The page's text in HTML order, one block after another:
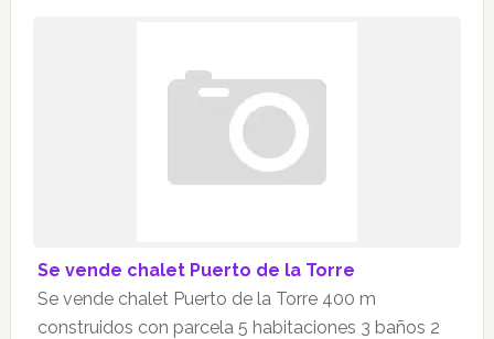
Se vende chalet Puerto de la Torre
Se vende chalet Puerto de la Torre 400 m
construidos con parcela 5 habitaciones 3 baños 2